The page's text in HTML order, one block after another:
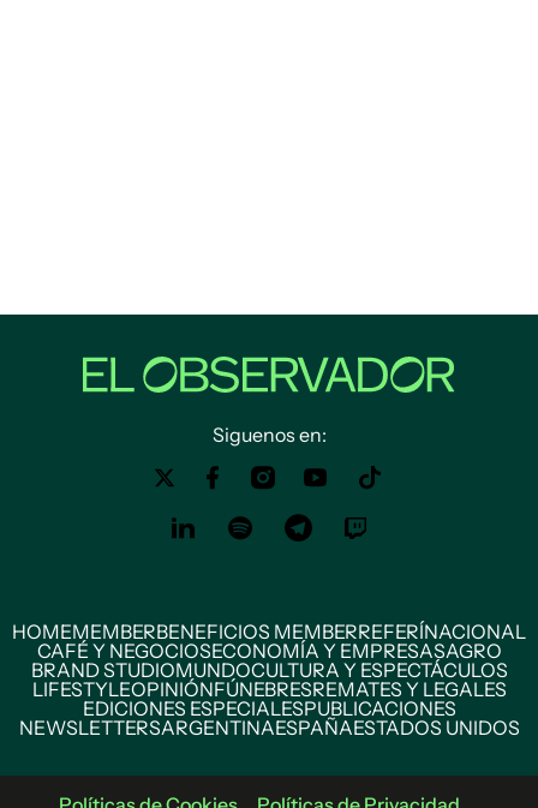
Siguenos en:
HOMEMEMBERBENEFICIOS MEMBERREFERÍNACIONAL
CAFÉ Y NEGOCIOSECONOMÍA Y EMPRESASAGRO
BRAND STUDIOMUNDOCULTURA Y ESPECTÁCULOS
LIFESTYLEOPINIÓNFÚNEBRESREMATES Y LEGALES
EDICIONES ESPECIALESPUBLICACIONES
NEWSLETTERSARGENTINAESPAÑAESTADOS UNIDOS